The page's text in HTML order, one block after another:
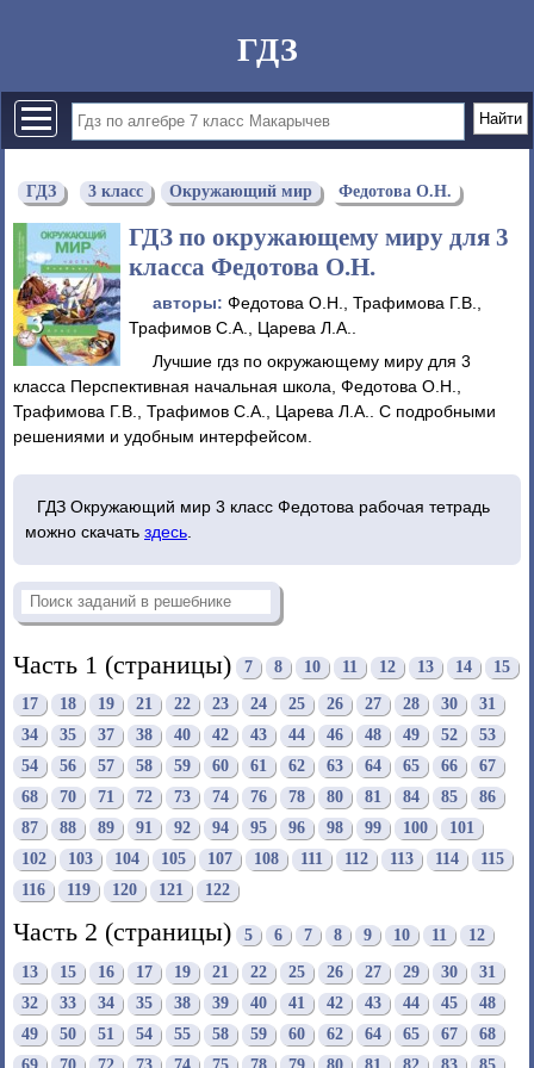
ГДЗ
ГДЗ 3 класс Окружающий мир Федотова О.Н.
ГДЗ по окружающему миру для 3
класса Федотова О.Н.
авторы: Федотова О.Н., Трафимова Г.В.,
Трафимов С.А., Царева Л.А..
Лучшие гдз по окружающему миру для 3
класса Перспективная начальная школа, Федотова О.Н.,
Трафимова Г.В., Трафимов С.А., Царева Л.А.. С подробными
решениями и удобным интерфейсом.
ГДЗ Окружающий мир 3 класс Федотова рабочая тетрадь
можно скачать здесь.
Часть 1 (страницы) 7 8 10 11 12 13 14 15
17 18 19 21 22 23 24 25 26 27 28 30
31
34
35 37 38 40 42 43 44 46 48 49 52
53
54
56 57 58 59 60 61 62 63 64 65 66
67
68
70 71 72 73 74 76 78 80 81 84 85
86
87
88 89 91 92 94 95 96 98 99 100
101
102
103 104 105 107 108 111 112 113 114
115
116
119 120 121 122
Часть 2 (страницы) 5 6 7 8 9 10 11 12
13 15 16 17 19 21 22 25 26 27 29 30
31
32
33 34 35 38 39 40 41 42 43 44 45
48
49
50 51 54 55 58 59 60 62 64 65 67
68